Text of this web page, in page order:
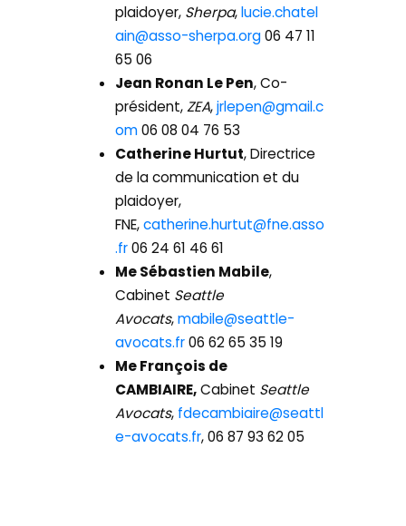
plaidoyer, Sherpa,lucie.chatel
ain@asso-sherpa.org06 47 11
65 06
Jean Ronan Le Pen, Co-
président,ZEA,jrlepen@gmail.c
om06 08 04 76 53
Catherine Hurtut, Directrice
de la communication et du
plaidoyer,
FNE,catherine.hurtut@fne.asso
.fr06 24 61 46 61
Me Sébastien Mabile,
Cabinet Seattle
Avocats,mabile@seattle-
avocats.fr06 62 65 35 19
Me François de
CAMBIAIRE,Cabinet Seattle
Avocats, fdecambiaire@seattl
e-avocats.fr, 06 87 93 62 05